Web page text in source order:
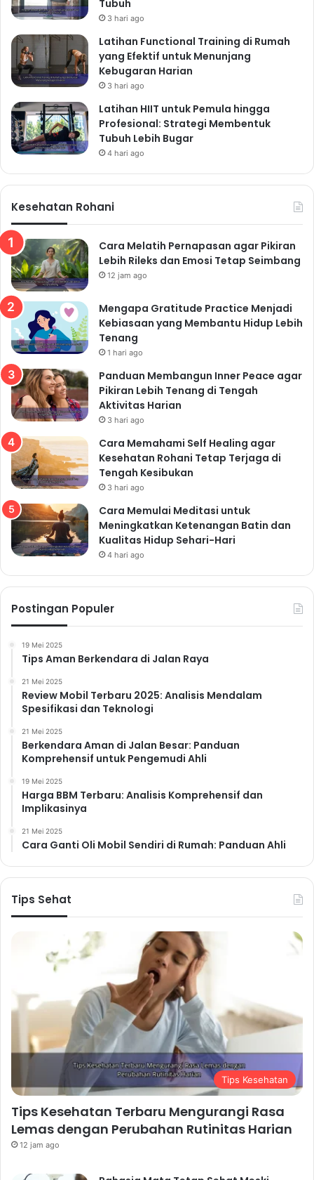
Tubuh
3 hari ago
Latihan Functional Training di Rumah
yang Efektif untuk Menunjang
Kebugaran Harian
3 hari ago
Latihan HIIT untuk Pemula hingga
Profesional: Strategi Membentuk
Tubuh Lebih Bugar
4 hari ago
Kesehatan Rohani
Cara Melatih Pernapasan agar Pikiran
Lebih Rileks dan Emosi Tetap Seimbang
12 jam ago
Mengapa Gratitude Practice Menjadi
Kebiasaan yang Membantu Hidup Lebih
Tenang
1 hari ago
Panduan Membangun Inner Peace agar
Pikiran Lebih Tenang di Tengah
Aktivitas Harian
3 hari ago
Cara Memahami Self Healing agar
Kesehatan Rohani Tetap Terjaga di
Tengah Kesibukan
3 hari ago
Cara Memulai Meditasi untuk
Meningkatkan Ketenangan Batin dan
Kualitas Hidup Sehari-Hari
4 hari ago
Postingan Populer
19 Mei 2025
Tips Aman Berkendara di Jalan Raya
21 Mei 2025
Review Mobil Terbaru 2025: Analisis Mendalam
Spesifikasi dan Teknologi
21 Mei 2025
Berkendara Aman di Jalan Besar: Panduan
Komprehensif untuk Pengemudi Ahli
19 Mei 2025
Harga BBM Terbaru: Analisis Komprehensif dan
Implikasinya
21 Mei 2025
Cara Ganti Oli Mobil Sendiri di Rumah: Panduan Ahli
Tips Sehat
Tips Kesehatan
Tips Kesehatan Terbaru Mengurangi Rasa
Lemas dengan Perubahan Rutinitas Harian
12 jam ago